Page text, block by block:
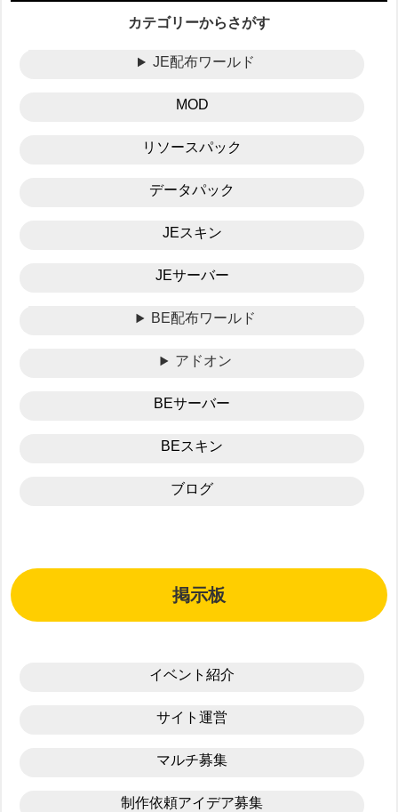
カテゴリーからさがす
JE配布ワールド
MOD
リソースパック
データパック
JEスキン
JEサーバー
BE配布ワールド
アドオン
BEサーバー
BEスキン
ブログ
掲示板
イベント紹介
サイト運営
マルチ募集
制作依頼アイデア募集